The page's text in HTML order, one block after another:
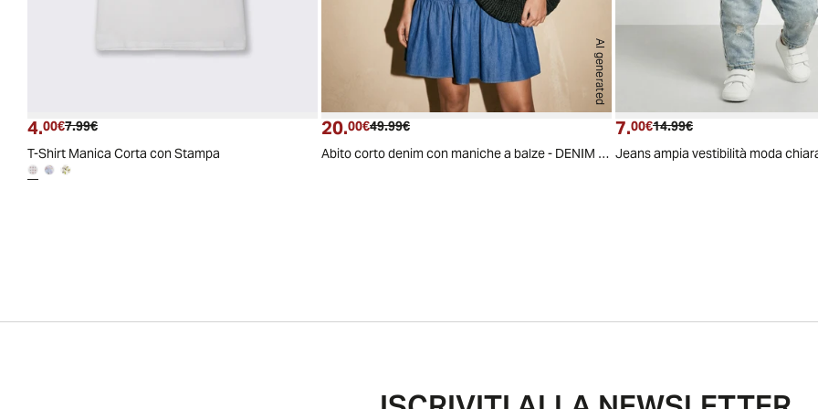
Prezzo attuale
4.00€ Prezzo originale
7.99€
T-Shirt Manica Corta con Stampa
AI generated
Prezzo attuale
20.00€ Prezzo originale
49.99€
Abito corto denim con maniche a balze - DENIM SCURO
Prezzo attuale
7.00€ Prezzo originale
14.99€
Jeans ampia vestibilità moda